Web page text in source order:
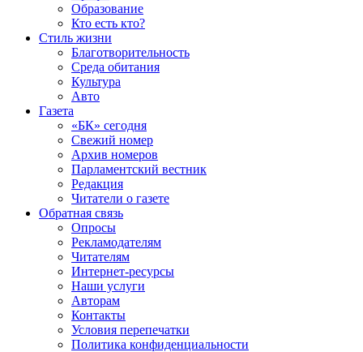
Образование
Кто есть кто?
Стиль жизни
Благотворительность
Среда обитания
Культура
Авто
Газета
«БК» сегодня
Свежий номер
Архив номеров
Парламентский вестник
Редакция
Читатели о газете
Обратная связь
Опросы
Рекламодателям
Читателям
Интернет-ресурсы
Наши услуги
Авторам
Контакты
Условия перепечатки
Политика конфиденциальности